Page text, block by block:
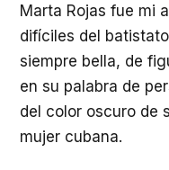
Marta Rojas fue mi
difíciles del
siempre bella, de
en su palabra de
del color oscuro de
mujer cubana.